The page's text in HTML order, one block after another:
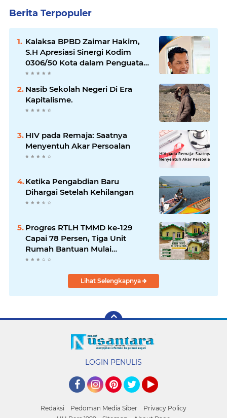
Berita Terpopuler
Kalaksa BPBD Zaimar Hakim,
S.H Apresiasi Sinergi Kodim
0306/50 Kota dalam Penguatan
Mitigasi dan Penanganan
Bencana
Nasib Sekolah Negeri Di Era
Kapitalisme.
HIV pada Remaja: Saatnya
Menyentuh Akar Persoalan
Ketika Pengabdian Baru
Dihargai Setelah Kehilangan
Progres RTLH TMMD ke-129
Capai 78 Persen, Tiga Unit
Rumah Bantuan Mulai
Rampung
Lihat Selengkapnya
LOGIN PENULIS
Redaksi Pedoman Media Siber
Privacy Policy